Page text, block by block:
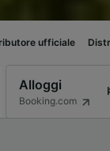
Distributore ufficiale
Alloggi
Booking.com